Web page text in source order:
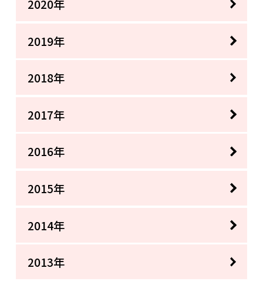
2020年
2019年
2018年
2017年
2016年
2015年
2014年
2013年